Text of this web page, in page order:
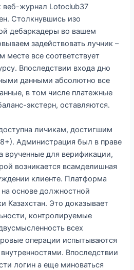
веб-журнал Lotoclub37
Столкнувшись изо
дебаркадеры во вашем
задействовать лучник –
месте все соответствует
Впоследствии входа дно
данными абсолютно все
в том числе платежные
экстерн, оставляются.
личикам, достигшим
Администрация был в праве
врученные для верификации,
возникается всамделишная
клиенте. Платформа
основе должностной
Казахстан. Это доказывает
контролируемые
всех
операции испытываются
Впоследствии
логин а еще миноваться